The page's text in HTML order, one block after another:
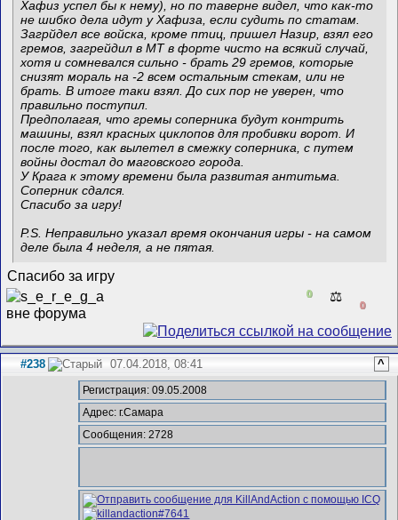
Хафиз успел бы к нему), но по таверне видел, что как-то
не шибко дела идут у Хафиза, если судить по статам.
Загрйдел все войска, кроме птиц, пришел Назир, взял его
гремов, загрейдил в МТ в форте чисто на всякий случай,
хотя и сомневался сильно - брать 29 гремов, которые
снизят мораль на -2 всем остальным стекам, или не
брать. В итоге таки взял. До сих пор не уверен, что
правильно поступил.
Предполагая, что гремы соперника будут контрить
машины, взял красных циклопов для пробивки ворот. И
после того, как вылетел в смежку соперника, с путем
войны достал до маговского города.
У Крага к этому времени была развитая антитьма.
Соперник сдался.
Спасибо за игру!
P.S. Неправильно указал время окончания игры - на самом
деле была 4 неделя, а не пятая.
Спасибо за игру
0 ⚖️
0
#238 07.04.2018, 08:41 ^
Регистрация: 09.05.2008
Адрес: г.Самара
Сообщения: 2728